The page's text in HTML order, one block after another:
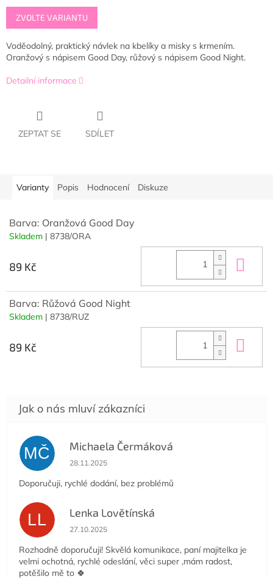
Měrná
cena:
ZVOLTE VARIANTU
Voděodolný, praktický návlek na kbelíky a misky s krmením.
Oranžový s nápisem Good Day, růžový s nápisem Good Night.
Detailní informace
ZEPTAT SE SDÍLET
Varianty Popis Hodnocení Diskuze
Barva: Oranžová Good Day
Skladem | 8738/ORA
89 Kč
Barva: Růžová Good Night
Skladem | 8738/RUZ
89 Kč
MČ Michaela Čermáková
Hodnocení obchodu je 5 z 5 hvězdiček.
28.11.2025
Doporučuji, rychlé dodání, bez problémů
LL Lenka Lovětínská
Hodnocení obchodu je 5 z 5 hvězdiček.
27.10.2025
Rozhodně doporučuji! Skvělá komunikace, paní majitelka je
velmi ochotná, rychlé odeslání, věci super ,mám radost,
potěšilo mě to 🍀